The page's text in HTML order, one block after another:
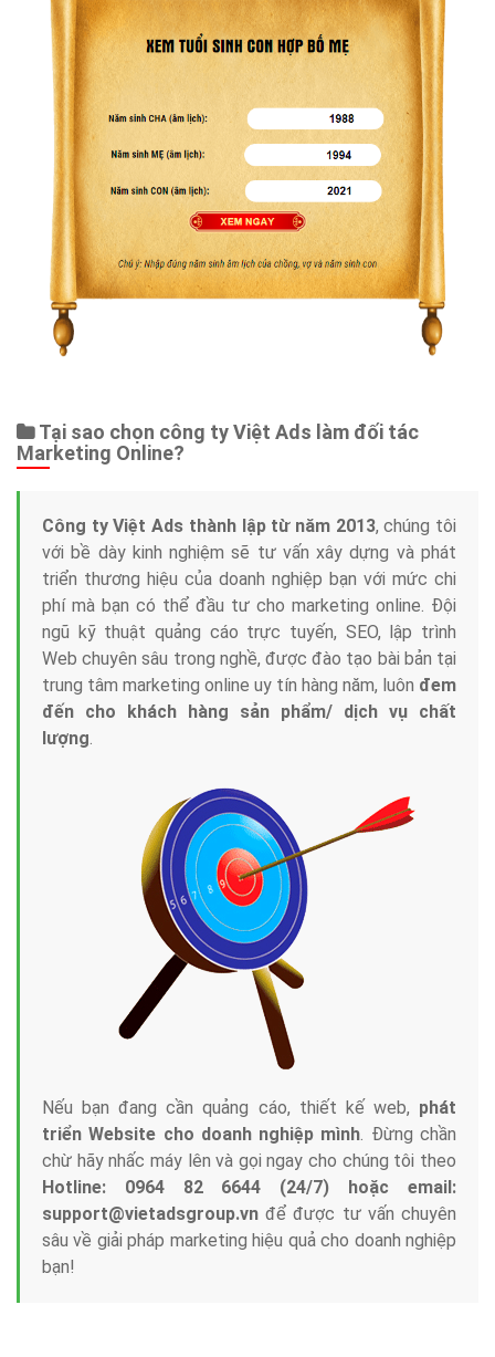
Tại sao chọn công ty Việt Ads làm đối tác
Marketing Online?
Công ty Việt Ads thành lập từ năm 2013, chúng tôi
với bề dày kinh nghiệm sẽ tư vấn xây dựng và phát
triển thương hiệu của doanh nghiệp bạn với mức chi
phí mà bạn có thể đầu tư cho marketing online. Đội
ngũ kỹ thuật quảng cáo trực tuyến, SEO, lập trình
Web chuyên sâu trong nghề, được đào tạo bài bản tại
trung tâm marketing online uy tín hàng năm, luôn đem
đến cho khách hàng sản phẩm/ dịch vụ chất
lượng.
Nếu bạn đang cần quảng cáo, thiết kế web, phát
triển Website cho doanh nghiệp mình. Đừng chần
chừ hãy nhấc máy lên và gọi ngay cho chúng tôi theo
Hotline: 0964 82 6644 (24/7) hoặc email:
support@vietadsgroup.vn để được tư vấn chuyên
sâu về giải pháp marketing hiệu quả cho doanh nghiệp
bạn!